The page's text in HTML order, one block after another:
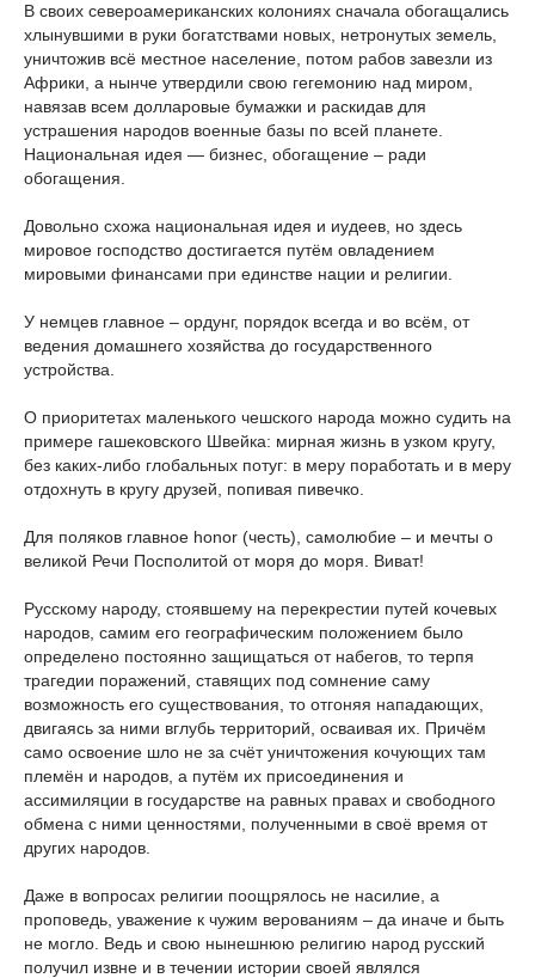
В своих североамериканских колониях сначала обогащались
хлынувшими в руки богатствами новых, нетронутых земель,
уничтожив всё местное население, потом рабов завезли из
Африки, а нынче утвердили свою гегемонию над миром,
навязав всем долларовые бумажки и раскидав для
устрашения народов военные базы по всей планете.
Национальная идея — бизнес, обогащение – ради
обогащения.
Довольно схожа национальная идея и иудеев, но здесь
мировое господство достигается путём овладением
мировыми финансами при единстве нации и религии.
У немцев главное – ордунг, порядок всегда и во всём, от
ведения домашнего хозяйства до государственного
устройства.
О приоритетах маленького чешского народа можно судить на
примере гашековского Швейка: мирная жизнь в узком кругу,
без каких-либо глобальных потуг: в меру поработать и в меру
отдохнуть в кругу друзей, попивая пивечко.
Для поляков главное honor (честь), самолюбие – и мечты о
великой Речи Посполитой от моря до моря. Виват!
Русскому народу, стоявшему на перекрестии путей кочевых
народов, самим его географическим положением было
определено постоянно защищаться от набегов, то терпя
трагедии поражений, ставящих под сомнение саму
возможность его существования, то отгоняя нападающих,
двигаясь за ними вглубь территорий, осваивая их. Причём
само освоение шло не за счёт уничтожения кочующих там
племён и народов, а путём их присоединения и
ассимиляции в государстве на равных правах и свободного
обмена с ними ценностями, полученными в своё время от
других народов.
Даже в вопросах религии поощрялось не насилие, а
проповедь, уважение к чужим верованиям – да иначе и быть
не могло. Ведь и свою нынешнюю религию народ русский
получил извне и в течении истории своей являлся